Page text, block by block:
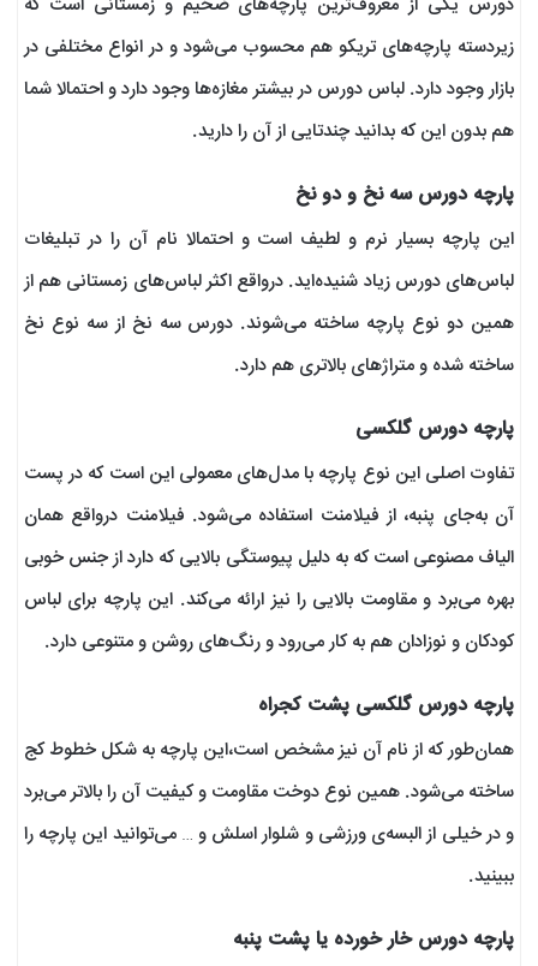
زیردسته پارچه‌های تریکو هم محسوب می‌شود و در انواع مختلفی در
بازار وجود دارد. لباس دورس در بیشتر مغازه‌ها وجود دارد و احتمالا شما
هم بدون این که بدانید چندتایی از آن را دارید.
پارچه دورس سه نخ و دو نخ
این پارچه‌ بسیار نرم و لطیف است و احتمالا نام آن را در تبلیغات
لباس‌های دورس زیاد شنیده‌اید. درواقع اکثر لباس‌های زمستانی هم از
همین دو نوع پارچه ساخته می‌شوند. دورس سه نخ از سه نوع نخ
ساخته شده و متراژهای بالاتری هم دارد.
پارچه دورس گلکسی
تفاوت اصلی این نوع پارچه با مدل‌های معمولی این است که در پست
آن به‌جای پنبه، از فیلامنت استفاده می‌شود. فیلامنت درواقع همان
الیاف مصنوعی است که به دلیل پیوستگی بالایی که دارد از جنس خوبی
بهره می‌برد و مقاومت بالایی را نیز ارائه می‌کند. این پارچه برای لباس
کودکان و نوزادان هم به کار می‌رود و رنگ‌های روشن و متنوعی دارد.
پارچه دورس گلکسی پشت کجراه
همان‌طور که از نام آن نیز مشخص است،این پارچه به شکل خطوط کج
ساخته می‌شود. همین نوع دوخت مقاومت و کیفیت آن را بالاتر می‌برد
و در خیلی از البسه‌ی ورزشی و شلوار اسلش و … می‌توانید این پارچه را
ببینید.
پارچه دورس خار خورده یا پشت پنبه